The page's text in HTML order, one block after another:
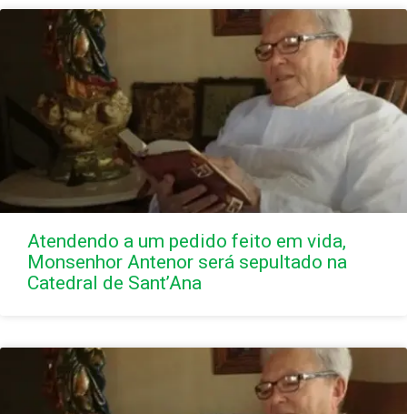
Atendendo a um pedido feito em vida,
Monsenhor Antenor será sepultado na
Catedral de Sant’Ana